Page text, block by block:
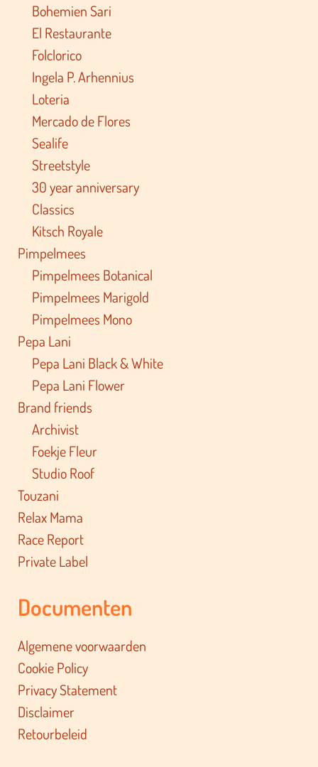
Bohemien Sari
El Restaurante
Folclorico
Ingela P. Arhennius
Loteria
Mercado de Flores
Sealife
Streetstyle
30 year anniversary
Classics
Kitsch Royale
Pimpelmees
Pimpelmees Botanical
Pimpelmees Marigold
Pimpelmees Mono
Pepa Lani
Pepa Lani Black & White
Pepa Lani Flower
Brand friends
Archivist
Foekje Fleur
Studio Roof
Touzani
Relax Mama
Race Report
Private Label
Documenten
Algemene voorwaarden
Cookie Policy
Privacy Statement
Disclaimer
Retourbeleid